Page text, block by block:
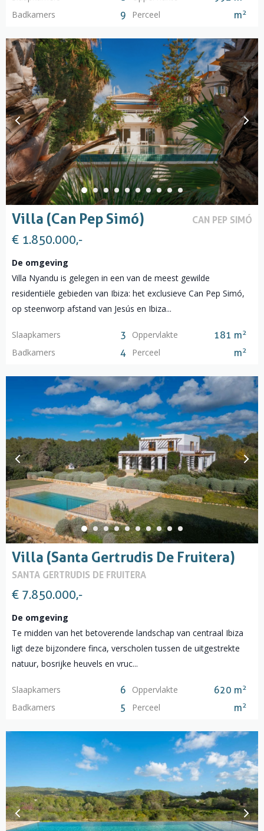
Badkamers 9 Perceel m2
Villa (Can Pep Simó) CAN PEP SIMÓ
€ 1.850.000,-
De omgeving
Villa Nyandu is gelegen in een van de meest gewilde
residentiële gebieden van Ibiza: het exclusieve Can Pep Simó,
op steenworp afstand van Jesús en Ibiza...
Slaapkamers 3 Oppervlakte 181 m2
Badkamers 4 Perceel m2
Villa (Santa Gertrudis De Fruitera)
SANTA GERTRUDIS DE FRUITERA
€ 7.850.000,-
De omgeving
Te midden van het betoverende landschap van centraal Ibiza
ligt deze bijzondere finca, verscholen tussen de uitgestrekte
natuur, bosrijke heuvels en vruc...
Slaapkamers 6 Oppervlakte 620 m2
Badkamers 5 Perceel m2